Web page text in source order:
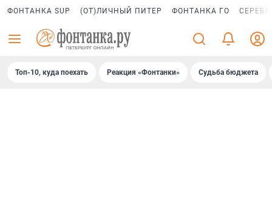
ФОНТАНКА SUP (ОТ)ЛИЧНЫЙ ПИТЕР ФОНТАНКА ГО
Топ-10, куда поехать Реакция «Фонтанки» Судьба бюджета